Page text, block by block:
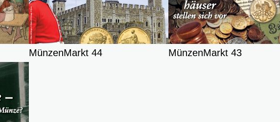
MünzenMarkt 44 MünzenMarkt 43